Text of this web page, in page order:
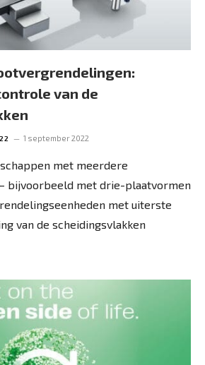
van de
1 september 2022
met meerdere
bijvoorbeeld met drie-plaatvormen
met uiterste
van de scheidingsvlakken